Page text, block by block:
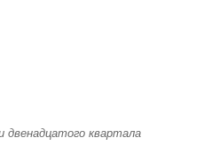
двенадцатого квартала